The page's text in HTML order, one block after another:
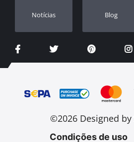
Notícias Blog
©2026 Designed by
Condições de uso